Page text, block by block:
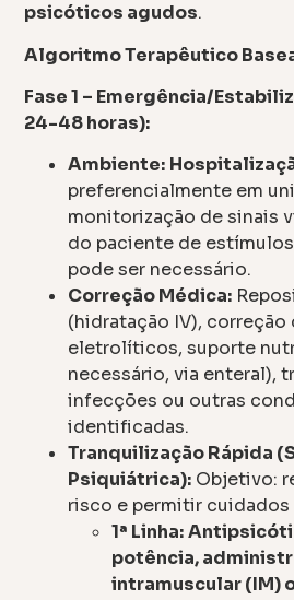
psicóticos agudos.
Algoritmo Terapêutico
Fase 1 – Emergência/
24-48 horas):
Ambiente:
preferencialmente em
monitorização de sinais
do paciente de
pode ser necessário.
Correção Médica:
(hidratação IV),
eletrolíticos, suporte
necessário, via enteral),
infecções ou outras
identificadas.
Tranquilização Rápida
Psiquiátrica): Objetivo:
risco e permitir cuidados
1ª Linha:
potência,
intramuscular (IM)